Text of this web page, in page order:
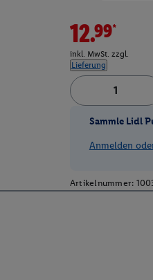
12.99*
inkl. MwSt. zzgl.
Lieferung
Sammle Lidl
Anmelden
Artikelnummer: